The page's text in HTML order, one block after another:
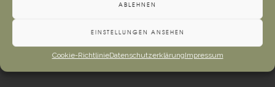
ABLEHNEN
EINSTELLUNGEN ANSEHEN
Cookie-RichtlinieDatenschutzerklärungImpressum